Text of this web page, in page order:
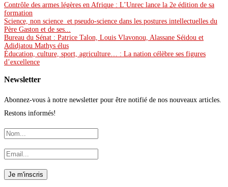
Contrôle des armes légères en Afrique : L’Unrec lance la 2e édition de sa
formation
Science, non science et pseudo-science dans les postures intellectuelles du
Père Gaston et de ses...
Bureau du Sénat : Patrice Talon, Louis Vlavonou, Alassane Séidou et
Adidjatou Mathys élus
Éducation, culture, sport, agriculture… : La nation célèbre ses figures
d’excellence
Newsletter
Abonnez-vous à notre newsletter pour être notifié de nos nouveaux articles.
Restons informés!